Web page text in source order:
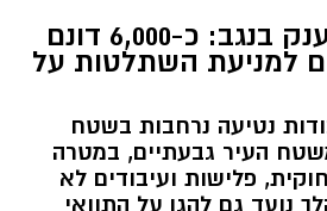
מבצע נטיעות ענק בנגב: כ-6,000 דונם
למניעת השתלטות על
נטיעה נרחבות בשטח
העיר גבעתיים, במטרה
פלישות ועיבודים לא